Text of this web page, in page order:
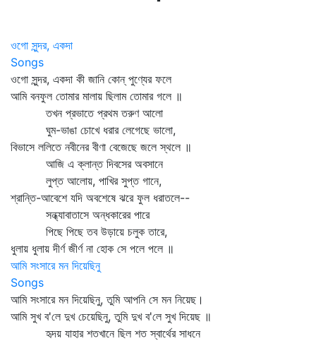
ওগো সুন্দর, একদা
Songs
ওগো সুন্দর, একদা কী জানি কোন্‌ পুণ্যের ফলে
আমি বনফুল তোমার মালায় ছিলাম তোমার গলে ॥
তখন প্রভাতে প্রথম তরুণ আলো
ঘুম-ভাঙা চোখে ধরার লেগেছে ভালো,
বিভাসে ললিতে নবীনের বীণা বেজেছে জলে স্থলে ॥
আজি এ ক্লান্ত দিবসের অবসানে
লুপ্ত আলোয়, পাখির সুপ্ত গানে,
শ্রান্তি-আবেশে যদি অবশেষে ঝরে ফুল ধরাতলে--
সন্ধ্যাবাতাসে অন্ধকারের পারে
পিছে পিছে তব উড়ায়ে চলুক তারে,
ধুলায় ধুলায় দীর্ণ জীর্ণ না হোক সে পলে পলে ॥
আমি সংসারে মন দিয়েছিনু
Songs
আমি সংসারে মন দিয়েছিনু, তুমি আপনি সে মন নিয়েছ।
আমি সুখ ব'লে দুখ চেয়েছিনু, তুমি দুখ ব'লে সুখ দিয়েছ ॥
হৃদয় যাহার শতখানে ছিল শত স্বার্থের সাধনে